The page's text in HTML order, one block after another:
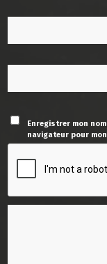
Enregistrer mon
navigateur pour